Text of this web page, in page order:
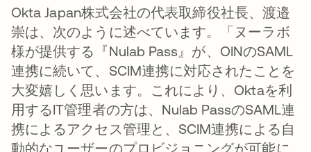
Okta Japan株式会社の代表取締役社長、渡邉
崇は、次のように述べています。「ヌーラボ
様が提供する『Nulab Pass』が、OINのSAML
連携に続いて、SCIM連携に対応されたことを
大変嬉しく思います。これにより、Oktaを利
用するIT管理者の方は、Nulab PassのSAML連
携によるアクセス管理と、SCIM連携による自
動的なユーザーのプロビジョニングが可能に